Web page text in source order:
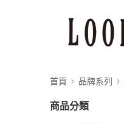
首頁 品牌系列
商品分類